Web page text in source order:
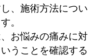
、施術方法につい
。
お悩みの痛みに対
うことを確認する